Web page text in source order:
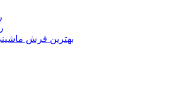
بهترین فرش